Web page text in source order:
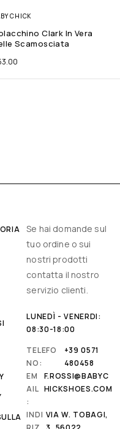
CHICK
Clark In Vera
Scamosciata
Se hai domande sul
tuo ordine o sui
nostri prodotti
contatta il nostro
servizio clienti.
LUNEDÌ - VENERDI:
08:30-18:00
TELEFO
NO:
+39 0571
480458
EM
AIL
:
F.ROSSI@BABYC
HICKSHOES.COM
INDI VIA W. TOBAGI,